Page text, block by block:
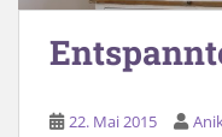
22. Mai 2015